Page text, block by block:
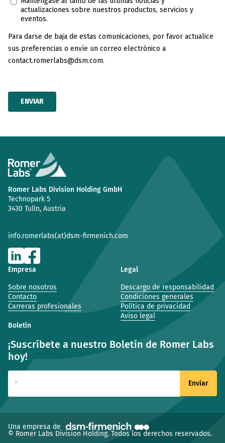
Romer Labs Division Holding GmbH
Technopark 5
3430 Tulln, Austria
info.romerlabs(at)dsm-firmenich.com
Empresa
Sobre nosotros
Contacto
Carreras profesionales
Legal
Descargo de responsabilidad
Condiciones generales
Política de privacidad
Aviso legal
Boletín
¡Suscríbete a nuestro Boletín de Romer Labs
hoy!
Una empresa de
© Romer Labs Division Holding. Todos los derechos reservados.